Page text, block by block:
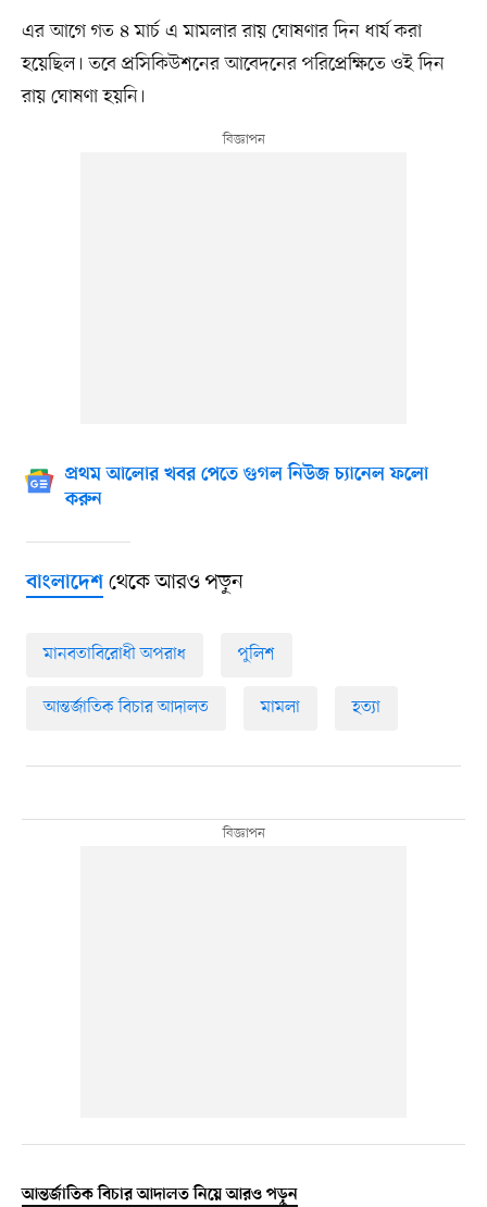
এর আগে গত ৪ মার্চ এ মামলার রায় ঘোষণার দিন ধার্য করা
হয়েছিল। তবে প্রসিকিউশনের আবেদনের পরিপ্রেক্ষিতে ওই দিন
রায় ঘোষণা হয়নি।
প্রথম আলোর খবর পেতে গুগল নিউজ চ্যানেল ফলো
করুন
বাংলাদেশথেকে আরও পড়ুন
মানবতাবিরোধী অপরাধ পুলিশ
আন্তর্জাতিক বিচার আদালত মামলা হত্যা
আন্তর্জাতিক বিচার আদালত নিয়ে আরও পড়ুন